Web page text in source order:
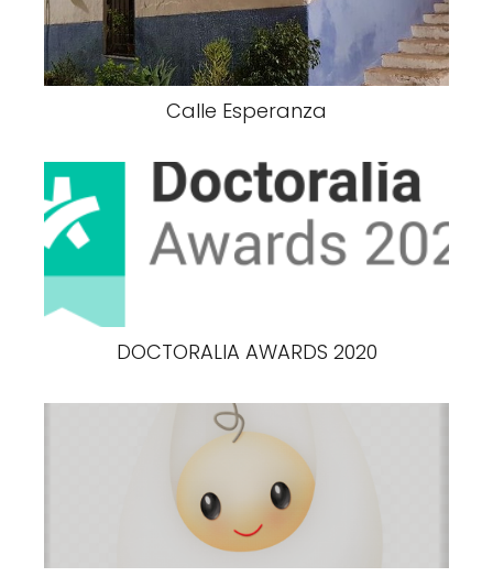
Calle Esperanza
DOCTORALIA AWARDS 2020